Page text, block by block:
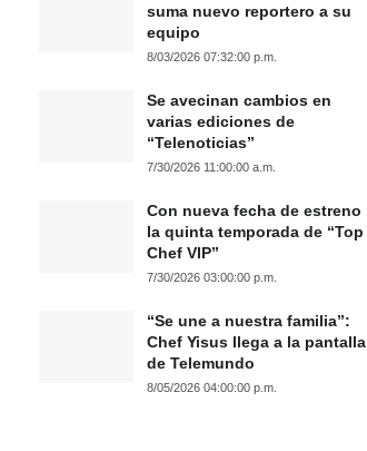
suma nuevo reportero a su
equipo
8/03/2026 07:32:00 p.m.
Se avecinan cambios en
varias ediciones de
“Telenoticias”
7/30/2026 11:00:00 a.m.
Con nueva fecha de estreno
la quinta temporada de “Top
Chef VIP”
7/30/2026 03:00:00 p.m.
“Se une a nuestra familia”:
Chef Yisus llega a la pantalla
de Telemundo
8/05/2026 04:00:00 p.m.